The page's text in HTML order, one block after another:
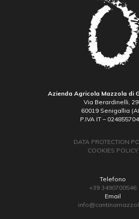
Azienda Agricola Mazzola di
Via Berardinelli,
60019 Senigallia
P.IVA IT –
DATA PROTECTION
COOKIES POLICY
Telefono
+39 3490700546
Email